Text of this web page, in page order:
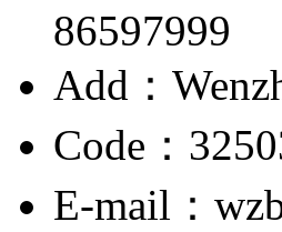
86597999
Add：
Code：
E-mail：